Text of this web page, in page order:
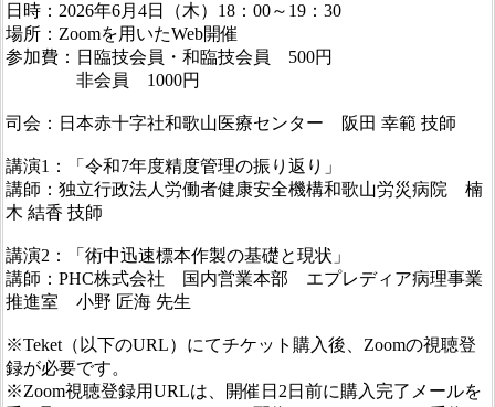
日時：2026年6月4日（木）18：00～19：30
場所：Zoomを用いたWeb開催
参加費：日臨技会員・和臨技会員 500円
非会員 1000円
司会：日本赤十字社和歌山医療センター 阪田 幸範 技師
講演1：「令和7年度精度管理の振り返り」
講師：独立行政法人労働者健康安全機構和歌山労災病院 楠
木 結香 技師
講演2：「術中迅速標本作製の基礎と現状」
講師：PHC株式会社 国内営業本部 エプレディア病理事業
推進室 小野 匠海 先生
※Teket（以下のURL）にてチケット購入後、Zoomの視聴登
録が必要です。
※Zoom視聴登録用URLは、開催日2日前に購入完了メールを